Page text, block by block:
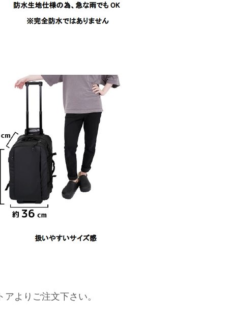
よりご注文下さい。